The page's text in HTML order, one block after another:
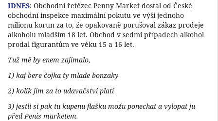
IDNES: Obchodní řetězec Penny Market dostal od České
obchodní inspekce maximální pokutu ve výši jednoho
milionu korun za to, že opakovaně porušoval zákaz prodeje
alkoholu mladším 18 let. Obchod v sedmi případech alkohol
prodal figurantům ve věku 15 a 16 let.
Tuž mě by enem zajimalo,
1) kaj bere čojka ty mlade bonzaky
2) kolik jim za to udavačstvi platí
3) jestli si pak tu kupenu flašku možu ponechat a vylopat ju
před Penis marketem.